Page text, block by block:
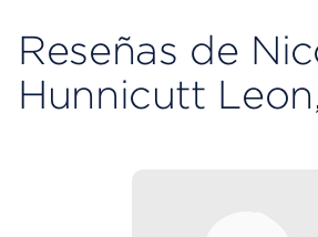
Reseñas de
Hunnicutt